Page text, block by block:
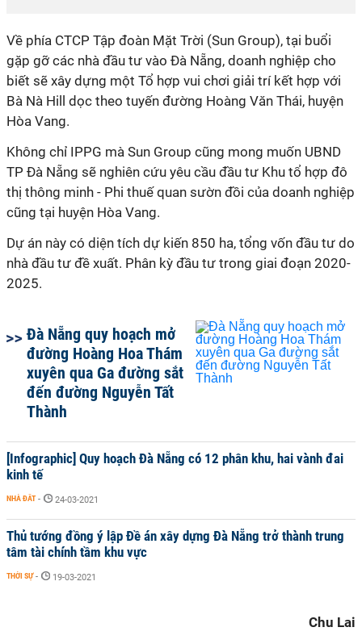
Về phía CTCP Tập đoàn Mặt Trời (Sun Group), tại buổi
gặp gỡ các nhà đầu tư vào Đà Nẵng, doanh nghiệp cho
biết sẽ xây dựng một Tổ hợp vui chơi giải trí kết hợp với
Bà Nà Hill dọc theo tuyến đường Hoàng Văn Thái, huyện
Hòa Vang.
Không chỉ IPPG mà Sun Group cũng mong muốn UBND
TP Đà Nẵng sẽ nghiên cứu yêu cầu đầu tư Khu tổ hợp đô
thị thông minh - Phi thuế quan sườn đồi của doanh nghiệp
cũng tại huyện Hòa Vang.
Dự án này có diện tích dự kiến 850 ha, tổng vốn đầu tư do
nhà đầu tư đề xuất. Phân kỳ đầu tư trong giai đoạn 2020-
2025.
Đà Nẵng quy hoạch mở
đường Hoàng Hoa Thám
xuyên qua Ga đường sắt
đến đường Nguyễn Tất
Thành
[Infographic] Quy hoạch Đà Nẵng có 12 phân khu, hai vành đai
kinh tế
NHÀ ĐẤT - 24-03-2021
Thủ tướng đồng ý lập Đề án xây dựng Đà Nẵng trở thành trung
tâm tài chính tầm khu vực
THỜI SỰ - 19-03-2021
Chu Lai